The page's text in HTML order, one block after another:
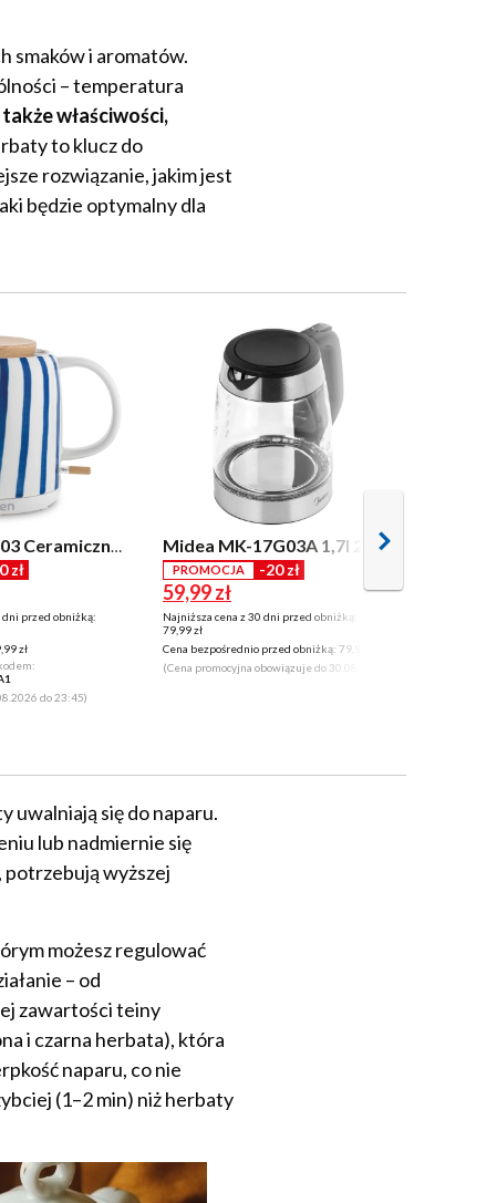
smaków i aromatów.
– temperatura
właściwości,
to klucz do
rozwiązanie, jakim jest
będzie optymalny dla
Raven ECC003 Ceramiczny ręcznie malowany 1l 1200W
zł
dni przed obniżką:
zł
do 23:45)
Midea MK-17G03A 1,7l 2200W
PROMOCJA -20 zł
59,99 zł
Najniższa cena z 30 dni przed obniżką:
79,99 zł
Cena bezpośrednio przed obniżką: 79,99 zł
(Cena promocyjna obowiązuje do 30.08.2026)
uwalniają się do naparu.
lub nadmiernie się
potrzebują wyższej
możesz regulować
– od
zawartości teiny
i czarna herbata), która
naparu, co nie
(1–2 min) niż herbaty